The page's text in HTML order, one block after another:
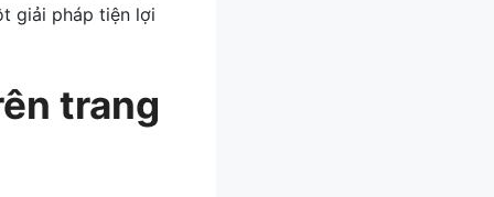
giải pháp tiện lợi
trang